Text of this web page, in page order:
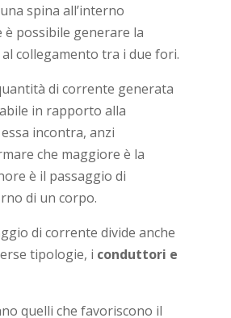
spina all’interno
possibile generare la
collegamento tra i due fori.
di corrente generata
in rapporto alla
incontra, anzi
che maggiore è la
è il passaggio di
di un corpo.
di corrente divide anche
tipologie, i conduttori e
quelli che favoriscono il